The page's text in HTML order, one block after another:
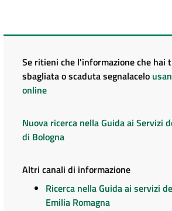
Se ritieni che l'informazione che hai
sbagliata o scaduta segnalacelo
online
Nuova ricerca nella Guida ai Servizi
di Bologna
Altri canali di informazione
Ricerca nella Guida ai servizi
Emilia Romagna